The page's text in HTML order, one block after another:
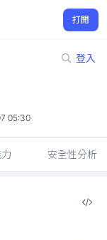
打開
登入
05:30
安全性分析